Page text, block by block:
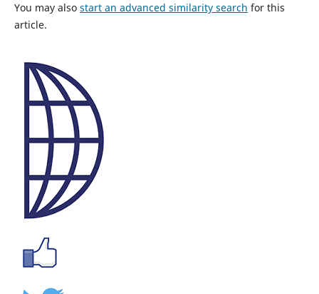
You may also start an advanced similarity search for this
article.